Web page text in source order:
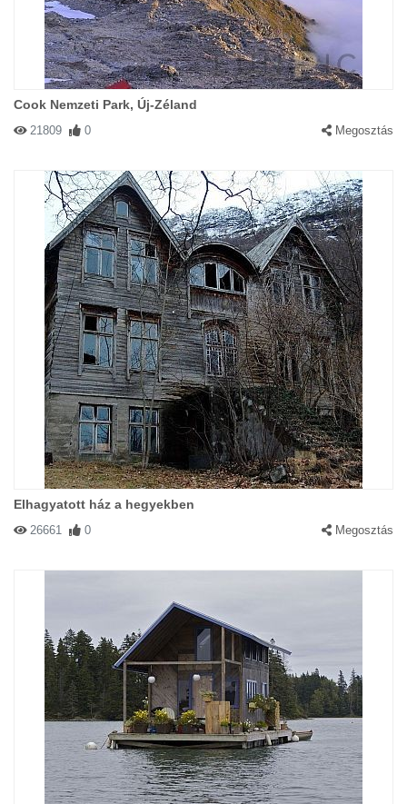
Cook Nemzeti Park, Új-Zéland
21809 0 Megosztás
Elhagyatott ház a hegyekben
26661 0 Megosztás